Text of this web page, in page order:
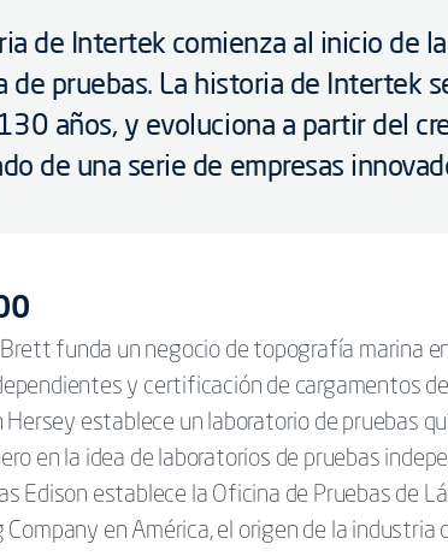
de Intertek comienza al inicio de
de pruebas. La historia de Intertek
años, y evoluciona a partir del
de una serie de empresas
Brett funda un negocio de topografía marina
y certificación de cargamentos
Hersey establece un laboratorio de pruebas
en la idea de laboratorios de pruebas
Edison establece la Oficina de Pruebas de
Company en América, el origen de la industria